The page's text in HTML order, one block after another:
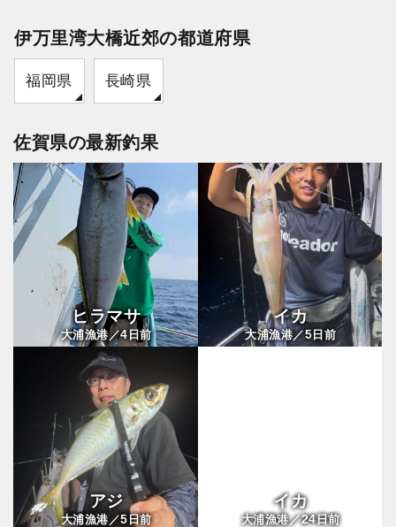
伊万里湾大橋近郊の都道府県
福岡県 長崎県
佐賀県の最新釣果
ヒラマサ
大浦漁港／4 日前
イカ
大浦漁港／5 日前
アジ
大浦漁港／5 日前
イカ
大浦漁港／24日前